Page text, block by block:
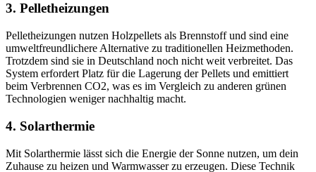
3. Pelletheizungen
Pelletheizungen nutzen Holzpellets als Brennstoff und sind eine
umweltfreundlichere Alternative zu traditionellen Heizmethoden.
Trotzdem sind sie in Deutschland noch nicht weit verbreitet. Das
System erfordert Platz für die Lagerung der Pellets und emittiert
beim Verbrennen CO2, was es im Vergleich zu anderen grünen
Technologien weniger nachhaltig macht.
4. Solarthermie
Mit Solarthermie lässt sich die Energie der Sonne nutzen, um dein
Zuhause zu heizen und Warmwasser zu erzeugen. Diese Technik